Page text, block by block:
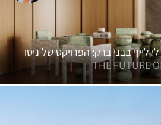
THE FUTURE
לייף בבני ברק: הפרויקט של ניסו